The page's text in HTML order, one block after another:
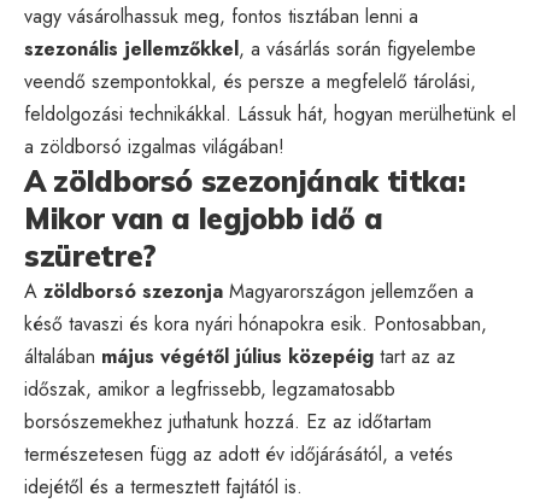
vagy vásárolhassuk meg, fontos tisztában lenni a
szezonális jellemzőkkel, a vásárlás során figyelembe
veendő szempontokkal, és persze a megfelelő tárolási,
feldolgozási technikákkal. Lássuk hát, hogyan merülhetünk el
a zöldborsó izgalmas világában!
A zöldborsó szezonjának titka:
Mikor van a legjobb idő a
szüretre?
A zöldborsó szezonja Magyarországon jellemzően a
késő tavaszi és kora nyári hónapokra esik. Pontosabban,
általában május végétől július közepéig tart az az
időszak, amikor a legfrissebb, legzamatosabb
borsószemekhez juthatunk hozzá. Ez az időtartam
természetesen függ az adott év időjárásától, a vetés
idejétől és a termesztett fajtától is.